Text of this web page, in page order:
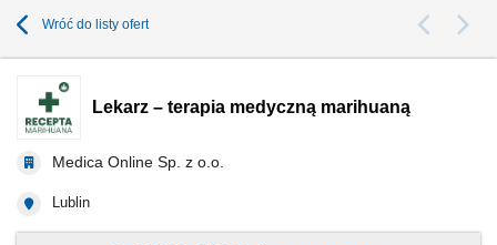
Wróć do listy ofert
Lekarz – terapia medyczną marihuaną
Medica Online Sp. z o.o.
Lublin